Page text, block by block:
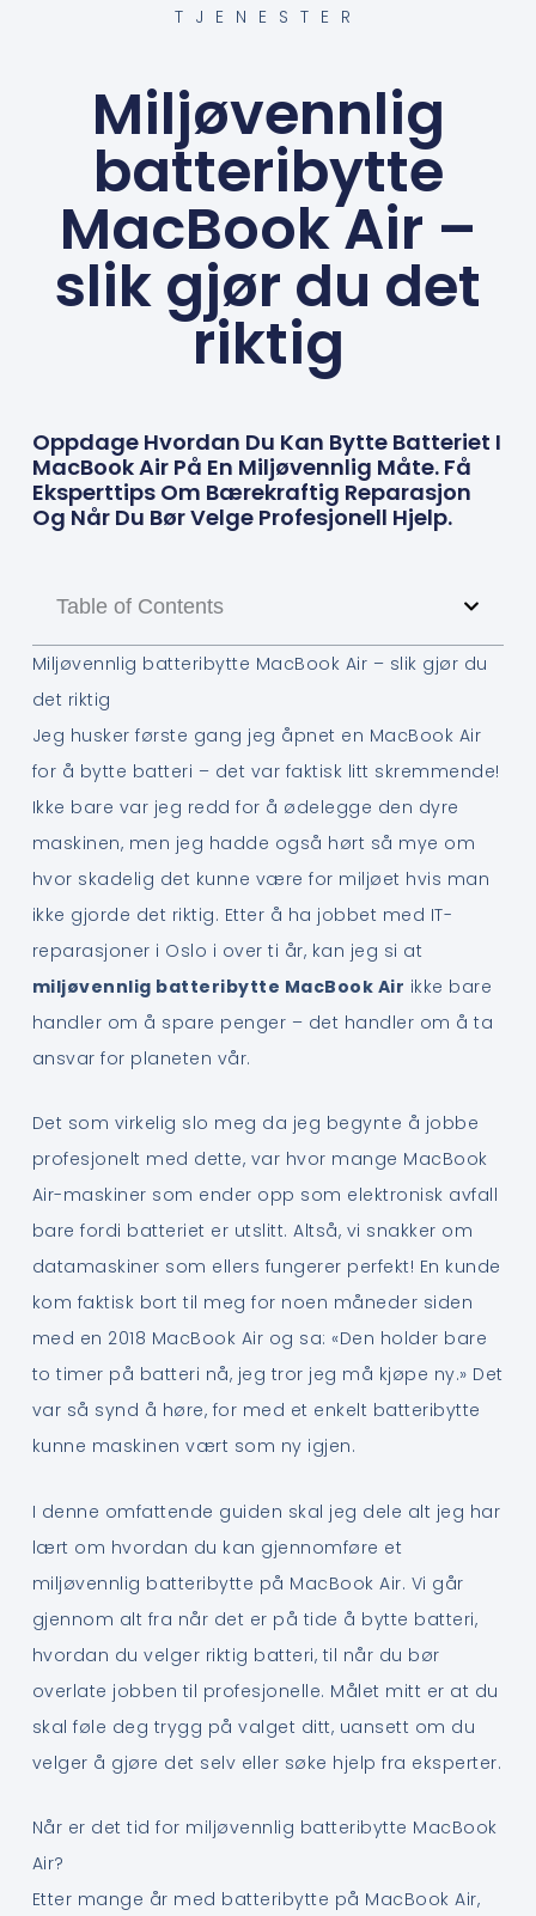
TJENESTER
Miljøvennlig
batteribytte
MacBook Air –
slik gjør du det
riktig
Oppdage Hvordan Du Kan Bytte Batteriet I
MacBook Air På En Miljøvennlig Måte. Få
Eksperttips Om Bærekraftig Reparasjon
Og Når Du Bør Velge Profesjonell Hjelp.
Table of Contents
Miljøvennlig batteribytte MacBook Air – slik gjør du
det riktig
Jeg husker første gang jeg åpnet en MacBook Air
for å bytte batteri – det var faktisk litt skremmende!
Ikke bare var jeg redd for å ødelegge den dyre
maskinen, men jeg hadde også hørt så mye om
hvor skadelig det kunne være for miljøet hvis man
ikke gjorde det riktig. Etter å ha jobbet med IT-
reparasjoner i Oslo i over ti år, kan jeg si at
miljøvennlig batteribytte MacBook Air ikke bare
handler om å spare penger – det handler om å ta
ansvar for planeten vår.
Det som virkelig slo meg da jeg begynte å jobbe
profesjonelt med dette, var hvor mange MacBook
Air-maskiner som ender opp som elektronisk avfall
bare fordi batteriet er utslitt. Altså, vi snakker om
datamaskiner som ellers fungerer perfekt! En kunde
kom faktisk bort til meg for noen måneder siden
med en 2018 MacBook Air og sa: «Den holder bare
to timer på batteri nå, jeg tror jeg må kjøpe ny.» Det
var så synd å høre, for med et enkelt batteribytte
kunne maskinen vært som ny igjen.
I denne omfattende guiden skal jeg dele alt jeg har
lært om hvordan du kan gjennomføre et
miljøvennlig batteribytte på MacBook Air. Vi går
gjennom alt fra når det er på tide å bytte batteri,
hvordan du velger riktig batteri, til når du bør
overlate jobben til profesjonelle. Målet mitt er at du
skal føle deg trygg på valget ditt, uansett om du
velger å gjøre det selv eller søke hjelp fra eksperter.
Når er det tid for miljøvennlig batteribytte MacBook
Air?
Etter mange år med batteribytte på MacBook Air,